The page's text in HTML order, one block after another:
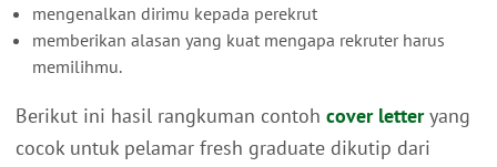
mengenalkan dirimu kepada perekrut
memberikan alasan yang kuat mengapa rekruter harus
memilihmu.
Berikut ini hasil rangkuman contoh cover letteryang
cocok untuk pelamar fresh graduate dikutip dari